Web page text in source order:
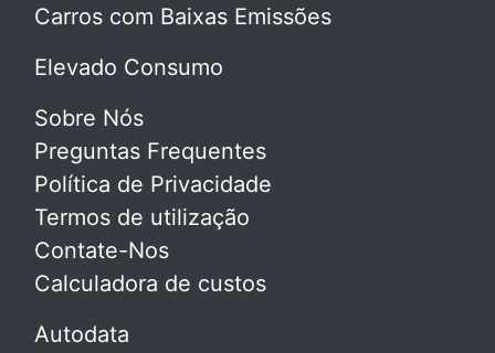
Carros com Baixas Emissões
Elevado Consumo
Sobre Nós
Preguntas Frequentes
Política de Privacidade
Termos de utilização
Contate-Nos
Calculadora de custos
Autodata